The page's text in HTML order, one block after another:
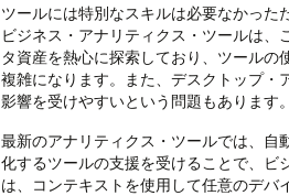
ツールには特別なスキルは必要なかった
ビジネス・アナリティクス・ツールは
タ資産を熱心に探索しており、ツール
複雑になります。また、デスクトップ
影響を受けやすいという問題もあります。
最新のアナリティクス・ツールでは、
化するツールの支援を受けることで、
は、コンテキストを使用して任意のデバ